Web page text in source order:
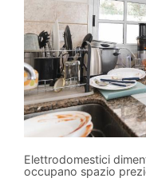
Elettrodomestici
occupano spazio